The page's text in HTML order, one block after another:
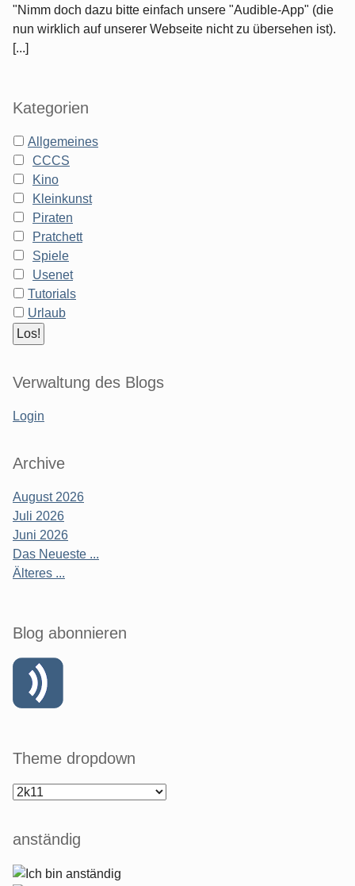
"Nimm doch dazu bitte einfach unsere "Audible-App" (die
nun wirklich auf unserer Webseite nicht zu übersehen ist).
[...]
Kategorien
Allgemeines
CCCS
Kino
Kleinkunst
Piraten
Pratchett
Spiele
Usenet
Tutorials
Urlaub
Verwaltung des Blogs
Login
Archive
August 2026
Juli 2026
Juni 2026
Das Neueste ...
Älteres ...
Blog abonnieren
Theme dropdown
anständig